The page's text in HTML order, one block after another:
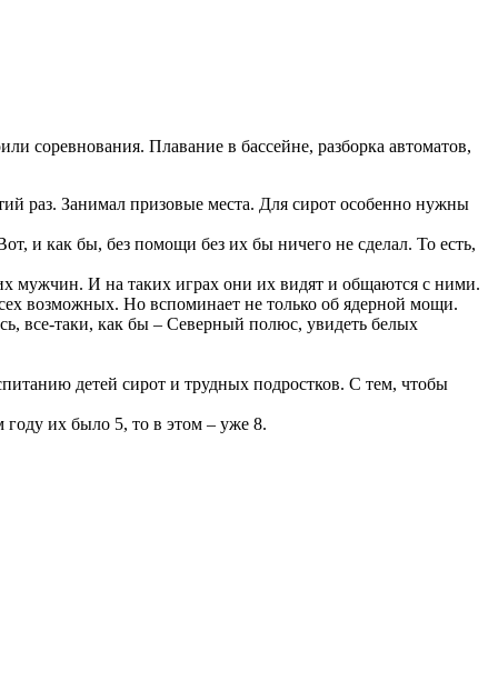
соревнования. Плавание в бассейне, разборка автоматов,
раз. Занимал призовые места. Для сирот особенно нужны
и как бы, без помощи без их бы ничего не сделал. То есть,
мужчин. И на таких играх они их видят и общаются с ними.
возможных. Но вспоминает не только об ядерной мощи.
все-таки, как бы – Северный полюс, увидеть белых
детей сирот и трудных подростков. С тем, чтобы
году их было 5, то в этом – уже 8.